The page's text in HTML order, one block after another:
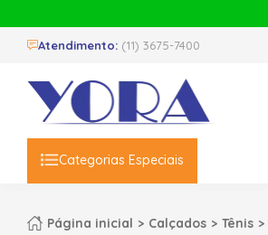
Atendimento: (11) 3675-7400
Categorias Especiais
Página inicial Calçados Tênis